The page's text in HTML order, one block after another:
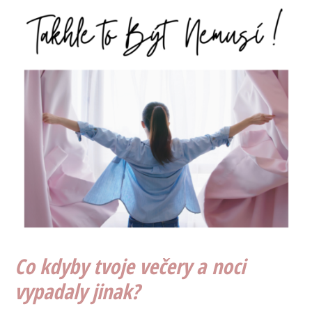
Co kdyby tvoje večery a noci
vypadaly jinak?